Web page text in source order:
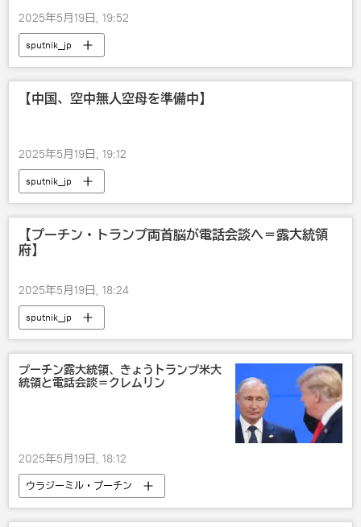
2025年5月19日, 19:52
sputnik_jp
【中国、空中無人空母を準備中】
2025年5月19日, 19:12
sputnik_jp
【プーチン・トランプ両首脳が電話会談へ＝露大統領
府】
2025年5月19日, 18:24
sputnik_jp
プーチン露大統領、きょうトランプ米大
統領と電話会談＝クレムリン
2025年5月19日, 18:12
ウラジーミル・プーチン